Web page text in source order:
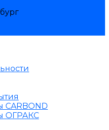
ОГРАКС